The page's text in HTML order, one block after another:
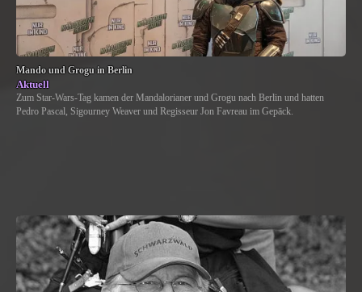
Mando und Grogu in Berlin
Aktuell
Zum Star-Wars-Tag kamen der Mandalorianer und Grogu nach Berlin und hatten
Pedro Pascal, Sigourney Weaver und Regisseur Jon Favreau im Gepäck.